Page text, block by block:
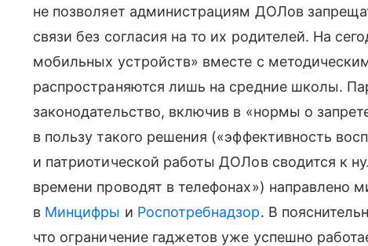
не позволяет администрациям ДОЛов
связи без согласия на то их родителей. На
мобильных устройств» вместе с
распространяются лишь на средние школы.
законодательство, включив в «нормы о
в пользу такого решения («эффективность
и патриотической работы ДОЛов сводится к
времени проводят в телефонах») направлено
в Минцифры и Роспотребнадзор. В
что ограничение гаджетов уже успешно